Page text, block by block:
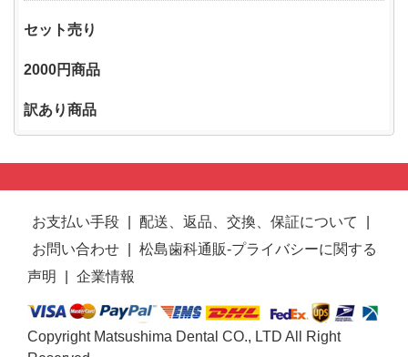
セット売り
2000円商品
訳あり商品
お支払い手段 配送、返品、交換、保証について
お問い合わせ
松島歯科通販-プライバシーに関する
声明
企業情報
Copyright Matsushima Dental CO., LTD All Right